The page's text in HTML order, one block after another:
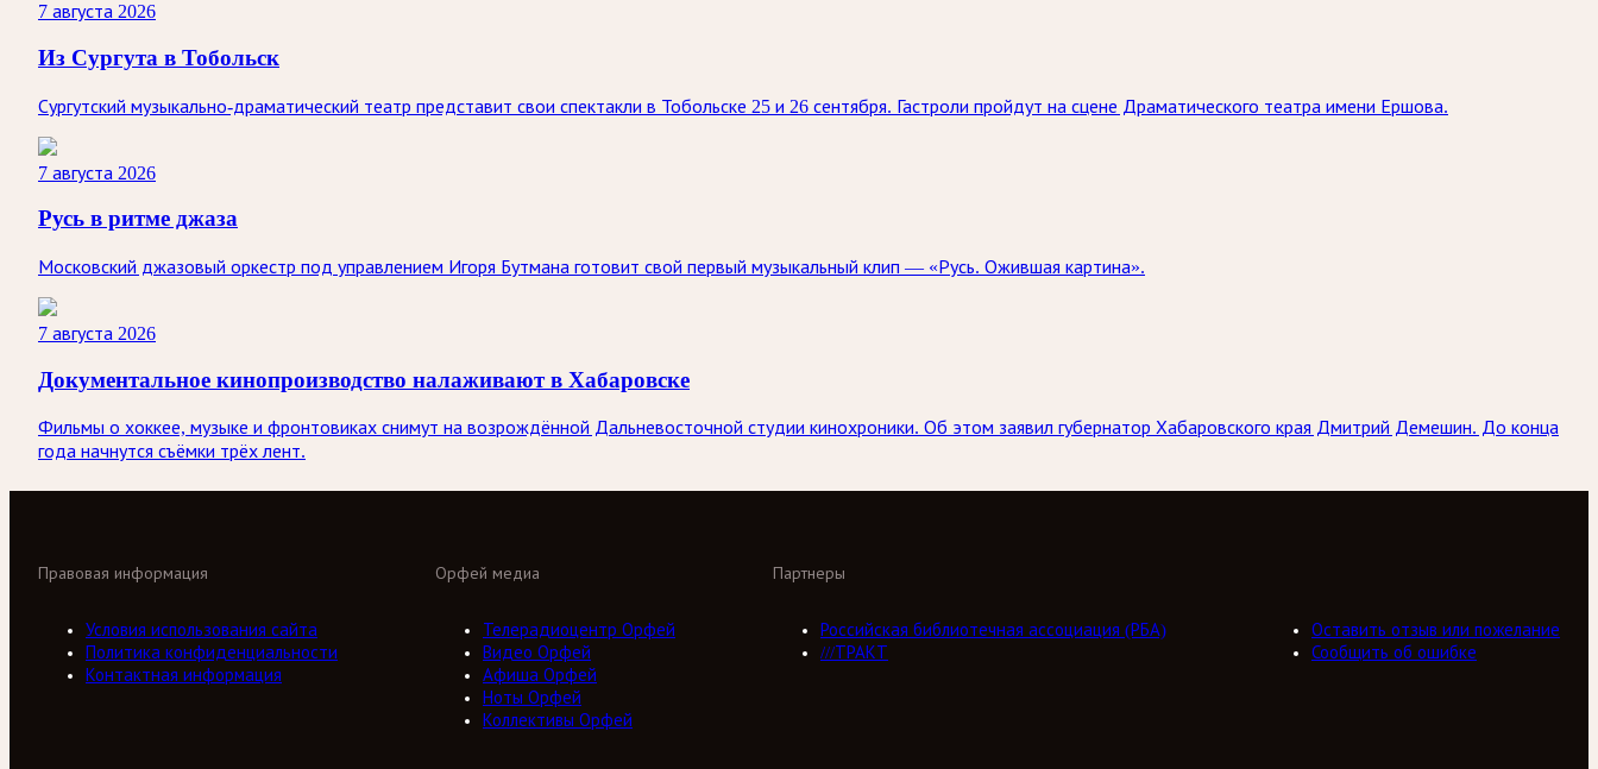
7 августа 2026
Из Сургута в Тобольск
Сургутский музыкально-драматический театр представит свои спектакли в Тобольске 25 и 26 сентября. Гастроли пройдут на сцене Драматического театра имени Ершова.
7 августа 2026
Русь в ритме джаза
Московский джазовый оркестр под управлением Игоря Бутмана готовит свой первый музыкальный клип — «Русь. Ожившая картина».
7 августа 2026
Документальное кинопроизводство налаживают в Хабаровске
Фильмы о хоккее, музыке и фронтовиках снимут на возрождённой Дальневосточной студии кинохроники. Об этом заявил губернатор Хабаровского края Дмитрий Демешин. До конца
года начнутся съёмки трёх лент.
Орфей медиа
Телерадиоцентр Орфей
Видео Орфей
Афиша Орфей
Ноты Орфей
Коллективы Орфей
Партнеры
Российская библиотечная ассоциация (РБА)
///ТРАКТ
Правовая информация
Условия использования сайта
Политика конфиденциальности
Контактная информация
Оставить отзыв или пожелание
Сообщить об ошибке